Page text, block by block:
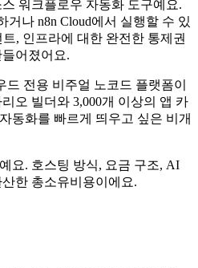
워크플로우 자동화 도구예요.
거나 n8n Cloud에서 실행할 수 있
, 인프라에 대한 완전한 통제권
어졌어요.
드 전용 비주얼 노코드 플랫폼이
오 빌더와 3,000개 이상의 앱 카
동화를 빠르게 띄우고 싶은 비개
요. 호스팅 방식, 요금 구조, AI
한 총소유비용이에요.